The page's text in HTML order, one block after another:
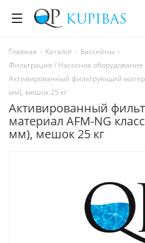
Главная - Каталог - Бассейны -
Фильтрация / Насосное оборудование
Активированный фильтрующий
мм), мешок 25 кг
Активированный
материал AFM-NG
мм), мешок 25 кг